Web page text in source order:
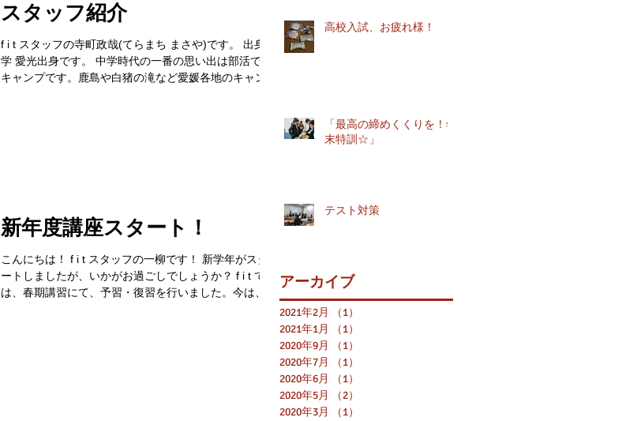
スタッフ紹介
f i t スタッフの寺町政哉(てらまち まさや)です。 出身中
学 愛光出身です。 中学時代の一番の思い出は部活での
キャンプです。鹿島や白猪の滝など愛媛各地のキャンプ
新年度講座スタート！
こんにちは！ f i t スタッフの一柳です！ 新学年がスタ
ートしましたが、いかがお過ごしでしょうか？ f i t で
は、春期講習にて、予習・復習を行いました。今は、新
高校入試、お疲れ様！
「最高の締めくくりを！年
末特訓☆」
テスト対策
アーカイブ
2021年2月 （1）
2021年1月
（1）
2020年9月
（1）
2020年7月
（1）
2020年6月
（1）
2020年5月
（2）
2020年3月
（1）